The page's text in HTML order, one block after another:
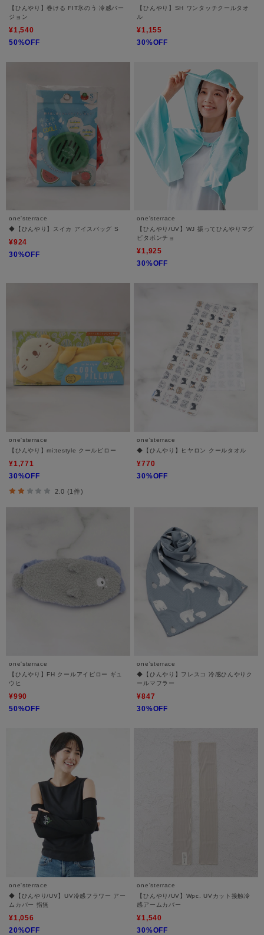
【ひんやり】巻ける FIT氷のう 冷感バー
ジョン
¥1,540
50%OFF
【ひんやり】SH ワンタッチクールタオ
ル
¥1,155
30%OFF
one'sterrace
◆【ひんやり】スイカ アイスバッグ S
¥924
30%OFF
one'sterrace
【ひんやり/UV】WJ 振ってひんやりマグ
ピタポンチョ
¥1,925
30%OFF
one'sterrace
【ひんやり】mi:testyle クールピロー
¥1,771
30%OFF
2.0 (1件)
one'sterrace
◆【ひんやり】ヒヤロン クールタオル
¥770
30%OFF
one'sterrace
【ひんやり】FH クールアイピロー ギュ
ウヒ
¥990
50%OFF
one'sterrace
◆【ひんやり】フレスコ 冷感ひんやりク
ールマフラー
¥847
30%OFF
one'sterrace
◆【ひんやり/UV】UV冷感フラワー アー
ムカバー 指無
¥1,056
20%OFF
one'sterrace
【ひんやり/UV】Wpc. UVカット接触冷
感アームカバー
¥1,540
30%OFF